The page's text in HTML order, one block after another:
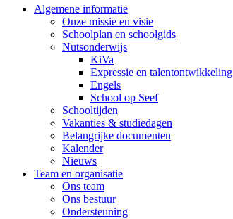
Algemene informatie
Onze missie en visie
Schoolplan en schoolgids
Nutsonderwijs
KiVa
Expressie en talentontwikkeling
Engels
School op Seef
Schooltijden
Vakanties & studiedagen
Belangrijke documenten
Kalender
Nieuws
Team en organisatie
Ons team
Ons bestuur
Ondersteuning